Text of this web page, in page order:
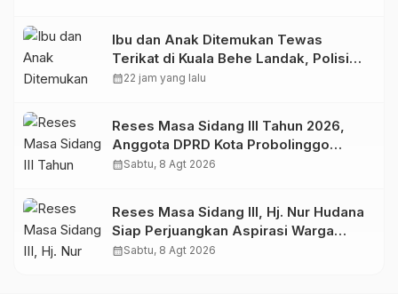
Ibu dan Anak Ditemukan Tewas
Terikat di Kuala Behe Landak, Polisi
Selidiki Kasusnya
calendar_month22 jam yang lalu
Reses Masa Sidang III Tahun 2026,
Anggota DPRD Kota Probolinggo
Fraksi Partai Gerindra Heri Poniman
calendar_monthSabtu, 8 Agt 2026
Reses Masa Sidang III, Hj. Nur Hudana
Siap Perjuangkan Aspirasi Warga
Kedopok di APBD
calendar_monthSabtu, 8 Agt 2026